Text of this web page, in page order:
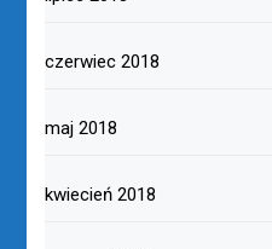
czerwiec 2018
maj 2018
kwiecień 2018